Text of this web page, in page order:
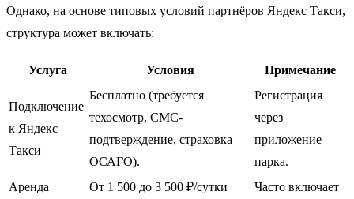
Однако, на основе типовых условий партнёров Яндекс Такси,
структура может включать:
Услуга Условия Примечание
Подключение
к Яндекс
Такси
Бесплатно (требуется
техосмотр, СМС-
подтверждение, страховка
ОСАГО).
Регистрация
через
приложение
парка.
Аренда
От 1 500 до 3 500 ₽/сутки
Часто включает